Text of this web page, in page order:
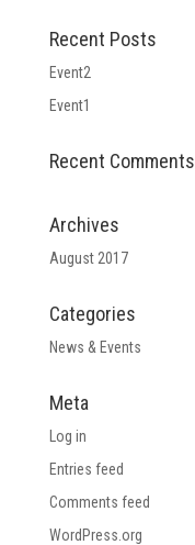
Recent Posts
Event2
Event1
Recent Comments
Archives
August 2017
Categories
News & Events
Meta
Log in
Entries feed
Comments feed
WordPress.org